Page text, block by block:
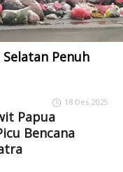
Penuh
18 Des 2025
Papua
Bencana